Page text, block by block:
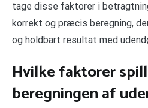
tage disse faktorer i
korrekt og præcis beregning,
og holdbart resultat med
Hvilke faktorer
beregningen af